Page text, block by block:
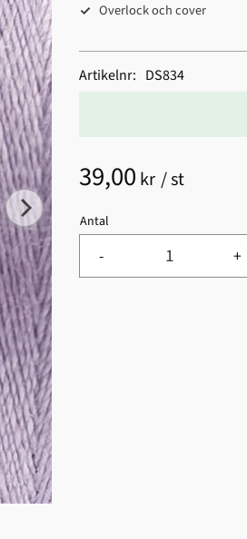
Overlock och cover
39,00 kr /st
Antal
+
-
Artikelnr DS834